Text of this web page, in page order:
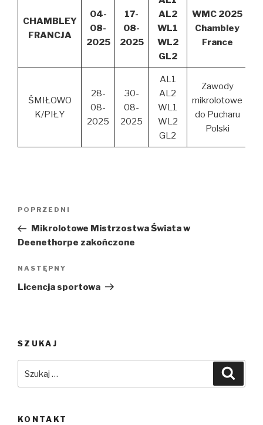
CHAMBLEY
FRANCJA
04-
08-
2025
17-
08-
2025
AL2
WL1
WL2
GL2
WMC 2025
Chambley
France
ŚMIŁOWO
K/PIŁY
28-
08-
2025
30-
08-
2025
AL1
AL2
WL1
WL2
GL2
Zawody
mikrolotowe
do Pucharu
Polski
Poprzedni
wpis
POPRZEDNI
Mikrolotowe Mistrzostwa Świata w
Deenethorpe zakończone
Następny
wpis
NASTĘPNY
Licencja sportowa
SZUKAJ
KONTAKT